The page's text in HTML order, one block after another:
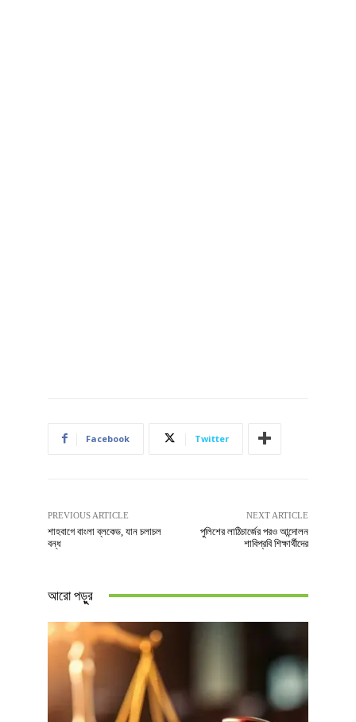
Facebook Twitter
PREVIOUS ARTICLE
শাহবাগে বাংলা ব্লকেড, যান চলাচল
বন্ধ
NEXT ARTICLE
পুলিশের লাঠিচার্জের পরও আন্দোলন
শাবিপ্রবি শিক্ষার্থীদের
আরো পড়ুুর